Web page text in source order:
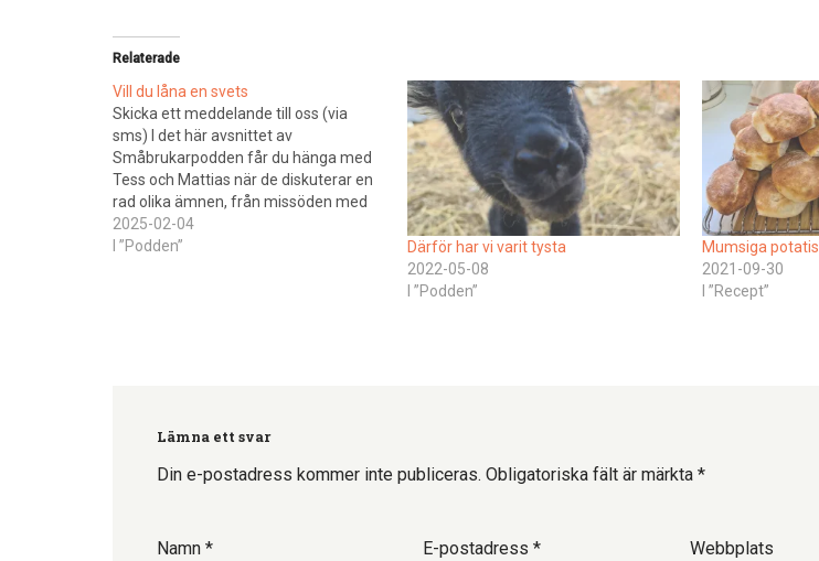
Relaterade
Vill du låna en svets
Skicka ett meddelande till oss (via
sms) I det här avsnittet av
Småbrukarpodden får du hänga med
Tess och Mattias när de diskuterar en
rad olika ämnen, från missöden med
gårdsutrustning till
livsmedelsmärkning och hållbara
2025-02-04
I ”Podden”
Därför har vi varit tysta
2022-05-08
I ”Podden”
Mumsiga
2021-09-30
I ”Recept”
Lämna ett svar
Din e-postadress kommer inte publiceras. Obligatoriska fält är märkta *
Namn * E-postadress* Webbplats